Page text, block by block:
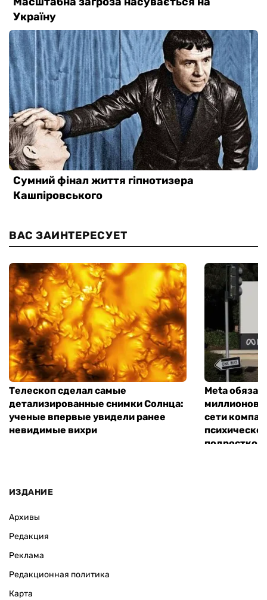
ВАС ЗАИНТЕРЕСУЕТ
Телескоп сделал самые
детализированные снимки Солнца:
ученые впервые увидели ранее
невидимые вихри
Meta
миллионов
сети
подростков
ИЗДАНИЕ
Архивы
Редакция
Реклама
Редакционная политика
Карта